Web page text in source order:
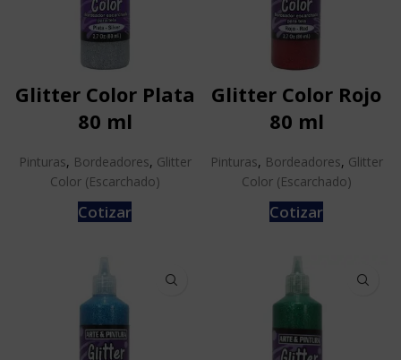
Glitter Color Plata
80 ml
Pinturas, Bordeadores, Glitter
Color (Escarchado)
Cotizar
Glitter Color Rojo
80 ml
Pinturas, Bordeadores, Glitter
Color (Escarchado)
Cotizar